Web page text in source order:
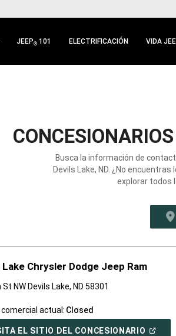
JEEP® 101 ELECTRIFICACIÓN VIDA
Busca la información de
Devils Lake, ND. ¿No
explorar todos
Lake Chrysler Dodge Jeep Ram
NW Devils Lake, ND 58301
comercial actual: Closed
EL SITIO DEL CONCESIONARIO (ABRIR